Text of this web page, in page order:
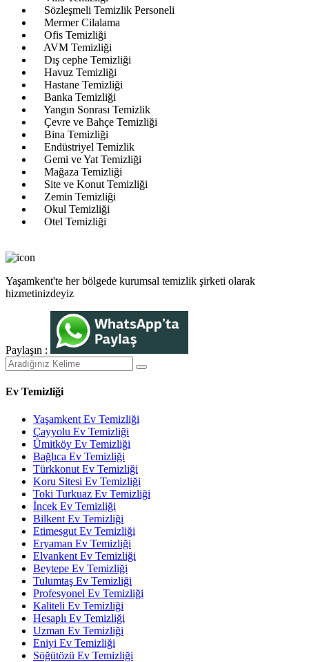
Sözleşmeli Temizlik Personeli
Mermer Cilalama
Ofis Temizliği
AVM Temizliği
Dış cephe Temizliği
Havuz Temizliği
Hastane Temizliği
Banka Temizliği
Yangın Sonrası Temizlik
Çevre ve Bahçe Temizliği
Bina Temizliği
Endüstriyel Temizlik
Gemi ve Yat Temizliği
Mağaza Temizliği
Site ve Konut Temizliği
Zemin Temizliği
Okul Temizliği
Otel Temizliği
Yaşamkent'te her bölgede kurumsal temizlik şirketi olarak
hizmetinizdeyiz
Paylaşın :
Ev Temizliği
Yaşamkent Ev Temizliği
Çayyolu Ev Temizliği
Ümitköy Ev Temizliği
Bağlıca Ev Temizliği
Türkkonut Ev Temizliği
Koru Sitesi Ev Temizliği
Toki Turkuaz Ev Temizliği
İncek Ev Temizliği
Bilkent Ev Temizliği
Etimesgut Ev Temizliği
Eryaman Ev Temizliği
Elvankent Ev Temizliği
Beytepe Ev Temizliği
Tulumtaş Ev Temizliği
Profesyonel Ev Temizliği
Kaliteli Ev Temizliği
Hesaplı Ev Temizliği
Uzman Ev Temizliği
Eniyi Ev Temizliği
Söğütözü Ev Temizliği